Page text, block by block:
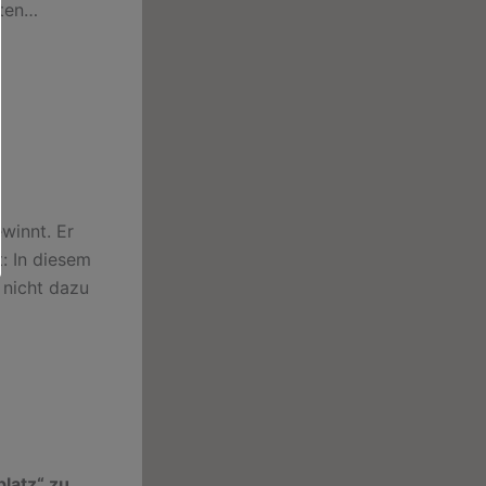
Er
In diesem
dazu